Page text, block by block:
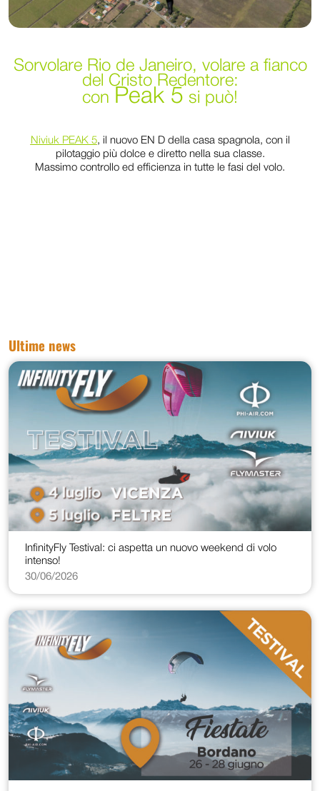
Sorvolare Rio de Janeiro, volare a fianco
del Cristo Redentore:
con Peak 5 si può!
Niviuk PEAK 5, il nuovo EN D della casa spagnola, con il
pilotaggio più dolce e diretto nella sua classe.
Massimo controllo ed efficienza in tutte le fasi del volo.
Ultime news
InfinityFly Testival: ci aspetta un nuovo weekend di volo
intenso!
30/06/2026